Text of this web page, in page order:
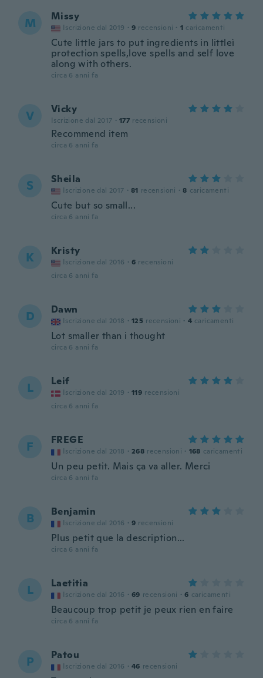
M Missy
Iscrizione dal 2019 · 9 recensioni · 1 caricamenti
Cute little jars to put ingredients in littleì
protection spells,love spells and self love
along with others.
circa 6 anni fa
V Vicky
Iscrizione dal 2017 · 177 recensioni
Recommend item
circa 6 anni fa
S Sheila
Iscrizione dal 2017 · 81 recensioni · 8 caricamenti
Cute but so small...
circa 6 anni fa
K Kristy
Iscrizione dal 2016 · 6 recensioni
circa 6 anni fa
D Dawn
Iscrizione dal 2018 · 125 recensioni · 4 caricamenti
Lot smaller than i thought
circa 6 anni fa
L Leif
Iscrizione dal 2019 · 119 recensioni
circa 6 anni fa
F FREGE
Iscrizione dal 2018 · 268 recensioni · 168 caricamenti
Un peu petit. Mais ça va aller. Merci
circa 6 anni fa
B Benjamin
Iscrizione dal 2016 · 9 recensioni
Plus petit que la description...
circa 6 anni fa
L Laetitia
Iscrizione dal 2016 · 69 recensioni · 6 caricamenti
Beaucoup trop petit je peux rien en faire
circa 6 anni fa
P Patou
Iscrizione dal 2016 · 46 recensioni